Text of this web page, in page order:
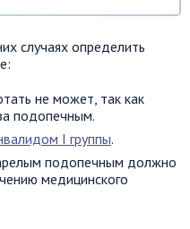
случаях определить
не может, так как
подопечным.
I группы.
подопечным должно
медицинского